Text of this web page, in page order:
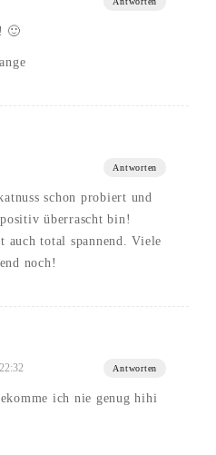
🙂
Antworten
schon probiert und
überrascht bin!
total spannend. Viele
noch!
Antworten
ich nie genug hihi